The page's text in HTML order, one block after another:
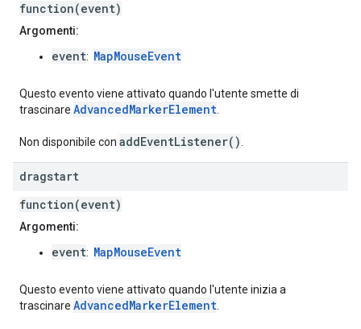
function(event)
Argomenti:
event: MapMouseEvent
Questo evento viene attivato quando l'utente smette di
trascinare AdvancedMarkerElement.
Non disponibile con addEventListener().
dragstart
function(event)
Argomenti:
event: MapMouseEvent
Questo evento viene attivato quando l'utente inizia a
trascinare AdvancedMarkerElement.